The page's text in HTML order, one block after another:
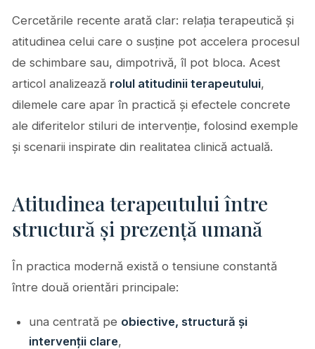
Cercetările recente arată clar: relația terapeutică și
atitudinea celui care o susține pot accelera procesul
de schimbare sau, dimpotrivă, îl pot bloca. Acest
articol analizează rolul atitudinii terapeutului,
dilemele care apar în practică și efectele concrete
ale diferitelor stiluri de intervenție, folosind exemple
și scenarii inspirate din realitatea clinică actuală.
Atitudinea terapeutului între
structură și prezență umană
În practica modernă există o tensiune constantă
între două orientări principale:
una centrată pe obiective, structură și
intervenții clare,